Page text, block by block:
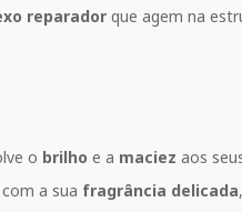
reparador que agem na
o brilho e a maciez aos
a sua fragrância delicada